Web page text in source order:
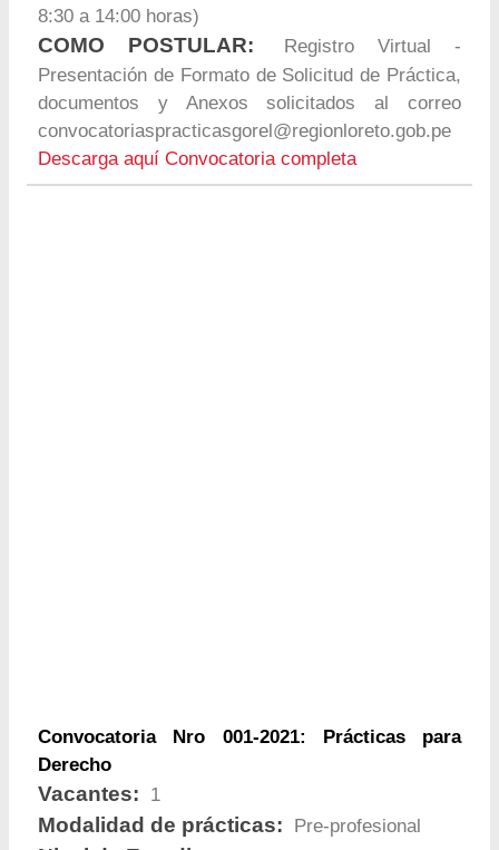
8:30 a 14:00 horas)
COMO POSTULAR:
Registro Virtual -
Presentación de Formato de Solicitud de Práctica,
documentos y Anexos solicitados al correo
convocatoriaspracticasgorel@regionloreto.gob.pe
Descarga aquí Convocatoria completa
Convocatoria Nro 001-2021: Prácticas para
Derecho
Vacantes: 1
Modalidad de prácticas: Pre-profesional